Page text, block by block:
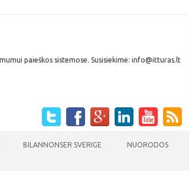
paieškos sistemose. Susisiekime: info@itturas.lt
BILANNONSER SVERIGE NUORODOS